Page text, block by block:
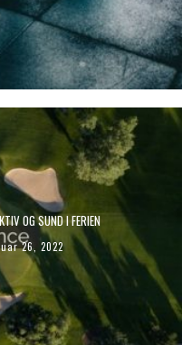
OG SUND I FERIEN
26, 2022